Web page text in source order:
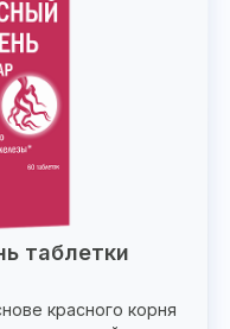
таблетки
красного корня